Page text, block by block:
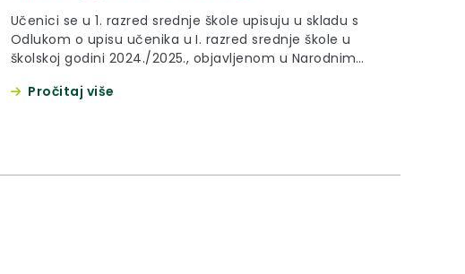
Učenici se u 1. razred srednje škole upisuju u skladu s
Odlukom o upisu učenika u I. razred srednje škole u
školskoj godini 2024./2025., objavljenom u Narodnim
elementima i kriterijima za izbor kandidata za upis u I.
Pročitaj više